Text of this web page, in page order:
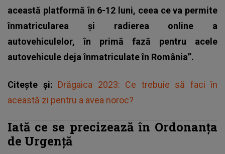
această platformă în 6-12 luni, ceea ce va permite
înmatricularea și radierea online a
autovehiculelor, în primă fază pentru acele
autovehicule deja înmatriculate în România”.
Citește și: Drăgaica 2023: Ce trebuie să faci în
această zi pentru a avea noroc?
Iată ce se precizează în Ordonanța
de Urgență